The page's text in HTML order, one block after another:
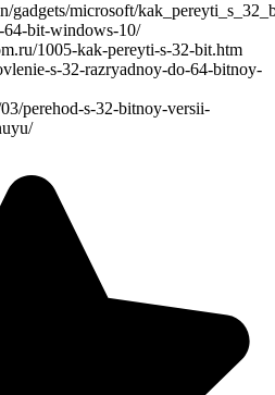
gadgets/microsoft/
64-bit-windows-10/
1005-kak-pereyti-s-32-bit.htm
s-32-razryadnoy-do-64-bitnoy-
perehod-s-32-bitnoy-versii-